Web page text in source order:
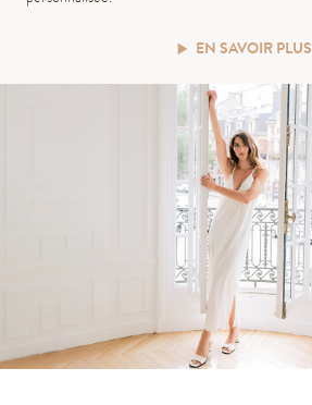
EN SAVOIR PLUS